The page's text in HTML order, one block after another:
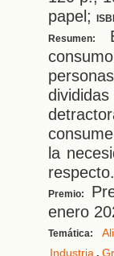
papel;
Resumen:
la
Premio:
enero
Temática:
Industria,